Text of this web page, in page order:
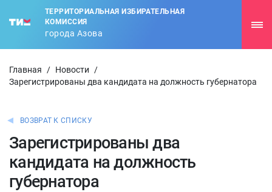
ТЕРРИТОРИАЛЬНАЯ ИЗБИРАТЕЛЬНАЯ
КОМИССИЯ
города Азова
Главная / Новости
/
Зарегистрированы два кандидата на должность губернатора
ВОЗВРАТ К СПИСКУ
Зарегистрированы два
кандидата на должность
губернатора